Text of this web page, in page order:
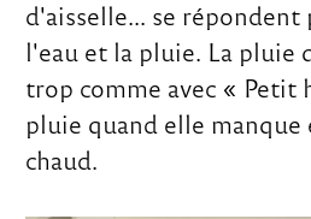
d'aisselle... se
l'eau et la pluie. La pluie
trop comme avec « Petit
pluie quand elle
chaud.